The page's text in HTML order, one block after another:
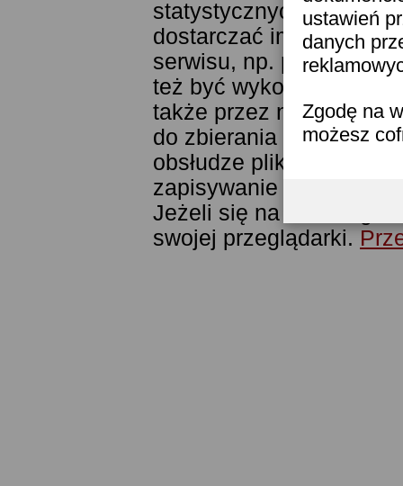
ustawień
danych
Zgodę na
możesz
statystycznych.
dostarczać im
serwisu, np. poprzez
też być
także przez narzędzie
do zbierania statystyk.
obsłudze plików
zapisywanie ich w
Jeżeli się na to nie
swojej przeglądarki.